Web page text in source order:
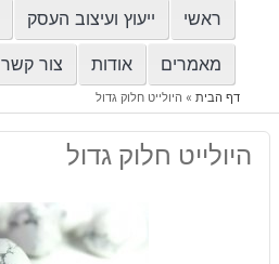
ראשי ייעוץ ועיצוב העסק
מאמרים אודות צור קשר
דף הבית» היולייט חלוק גדול
היולייט חלוק גדול